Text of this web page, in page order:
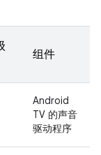
组件
Android
TV 的声音
驱动程序